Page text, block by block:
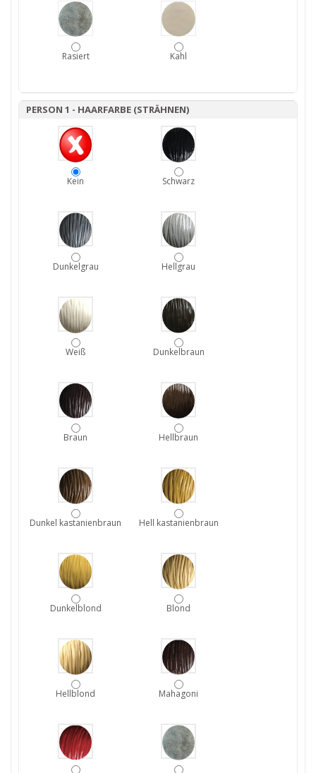
Rasiert Kahl
PERSON 1 - HAARFARBE (STRÄHNEN)
Kein Schwarz
Dunkelgrau Hellgrau
Weiß Dunkelbraun
Braun Hellbraun
Dunkel kastanienbraun Hell kastanienbraun
Dunkelblond Blond
Hellblond Mahagoni